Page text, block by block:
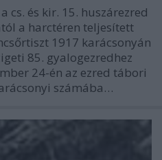
cs. és kir. 15. huszárezred
a harctéren teljesített
1917 karácsonyán
85. gyalogezredhez
24-én az ezred tábori
számába…